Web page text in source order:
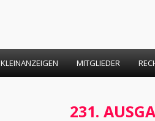
KLEINANZEIGEN MITGLIEDER
231.